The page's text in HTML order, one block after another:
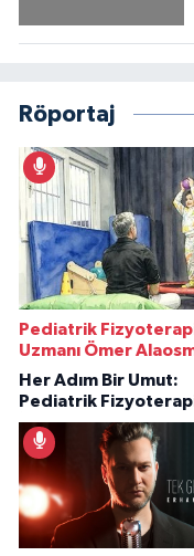
Röportaj
Pediatrik
Uzmanı Ömer
Her Adım Bir Umut:
Pediatrik
İlham Veren